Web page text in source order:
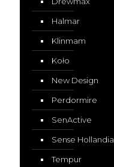
Halmar
Klinmam
Koło
New Design
Perdormire
SenActive
Sense Hollandia
Tempur